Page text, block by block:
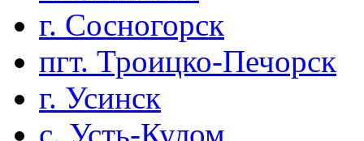
г. Сосногорск
пгт. Троицко-Печорск
г. Усинск
с. Усть-Кулом